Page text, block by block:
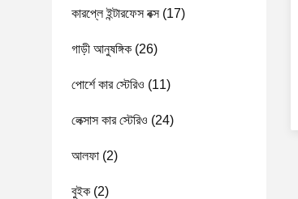
কারপ্লে ইন্টারফেস বক্স(17)
গাড়ী আনুষঙ্গিক (26)
পোর্শে কার স্টেরিও (11)
লেক্সাস কার স্টেরিও (24)
আলফা (2)
বুইক (2)